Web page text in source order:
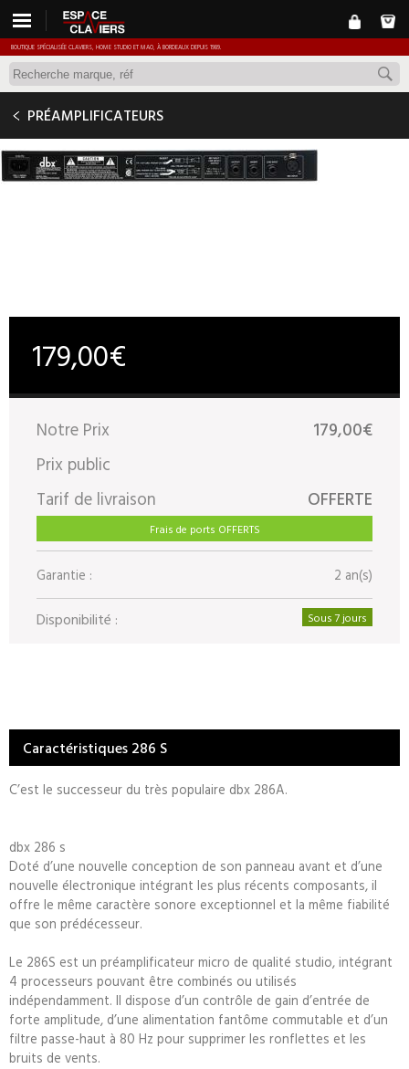
BOUTIQUE SPÉCIALISÉE CLAVIERS, HOME STUDIO ET MAO, À BORDEAUX DEPUIS 1989.
PRÉAMPLIFICATEURS
DBX 286 S
179,00€
Notre Prix
179,00€
Prix public
Tarif de livraison
OFFERTE
Frais de ports OFFERTS
Garantie : 2 an(s)
Disponibilité : Sous 7 jours
Caractéristiques 286 S
C’est le successeur du très populaire dbx 286A.
dbx 286 s
Doté d’une nouvelle conception de son panneau avant et d’une
nouvelle électronique intégrant les plus récents composants, il
offre le même caractère sonore exceptionnel et la même fiabilité
que son prédécesseur.
Le 286S est un préamplificateur micro de qualité studio, intégrant
4 processeurs pouvant être combinés ou utilisés
indépendamment. Il dispose d’un contrôle de gain d’entrée de
forte amplitude, d’une alimentation fantôme commutable et d’un
filtre passe-haut à 80 Hz pour supprimer les ronflettes et les
bruits de vents.